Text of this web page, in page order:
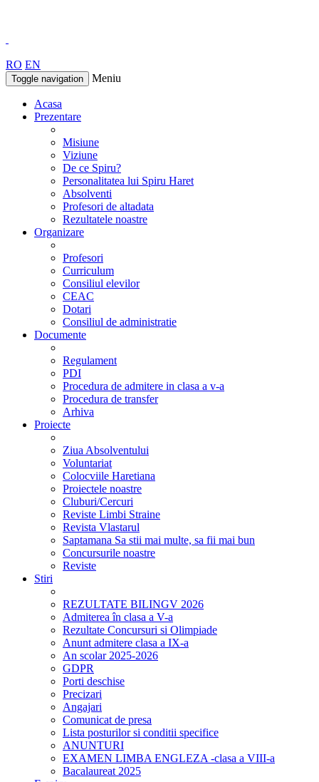
RO EN
Toggle navigation Meniu
Acasa
Prezentare
Misiune
Viziune
De ce Spiru?
Personalitatea lui Spiru Haret
Absolventi
Profesori de altadata
Rezultatele noastre
Organizare
Profesori
Curriculum
Consiliul elevilor
CEAC
Dotari
Consiliul de administratie
Documente
Regulament
PDI
Procedura de admitere in clasa a v-a
Procedura de transfer
Arhiva
Proiecte
Ziua Absolventului
Voluntariat
Colocviile Haretiana
Proiectele noastre
Cluburi/Cercuri
Reviste Limbi Straine
Revista Vlastarul
Saptamana Sa stii mai multe, sa fii mai bun
Concursurile noastre
Reviste
Stiri
REZULTATE BILINGV 2026
Admiterea în clasa a V-a
Rezultate Concursuri si Olimpiade
Anunt admitere clasa a IX-a
An scolar 2025-2026
GDPR
Porti deschise
Precizari
Angajari
Comunicat de presa
Lista posturilor si conditii specifice
ANUNTURI
EXAMEN LIMBA ENGLEZA -clasa a VIII-a
Bacalaureat 2025